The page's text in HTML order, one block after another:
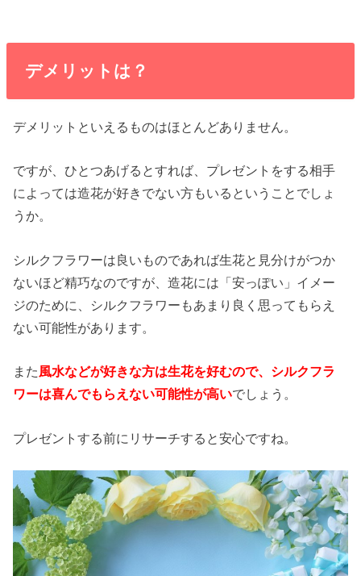
デメリットは？
デメリットといえるものはほとんどありません。
ですが、ひとつあげるとすれば、プレゼントをする相手
によっては造花が好きでない方もいるということでしょ
うか。
シルクフラワーは良いものであれば生花と見分けがつか
ないほど精巧なのですが、造花には「安っぽい」イメー
ジのために、シルクフラワーもあまり良く思ってもらえ
ない可能性があります。
また風水などが好きな方は生花を好むので、シルクフラ
ワーは喜んでもらえない可能性が高いでしょう。
プレゼントする前にリサーチすると安心ですね。